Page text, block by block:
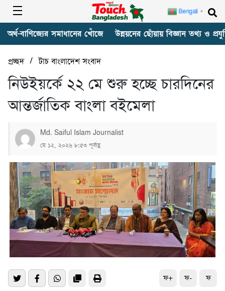
অর্থ-বাণিজ্যের সমাধানের খোঁজে উন্নয়নের ছোঁয়ায় বিজ্ঞান তথ্য ও
প্রচ্ছদ/টাচ বাংলাদেশ সংবাদ
নিউইয়র্কে ২২ মে শুরু হচ্ছে চারদিনের
আন্তর্জাতিক বাংলা বইমেলা
Md. Saiful Islam Journalist
মে ১২, ২০২৬ ৮:৫৩ পূর্বাহ্ণ
ফ+ ফ- ফ
Bengali ▼